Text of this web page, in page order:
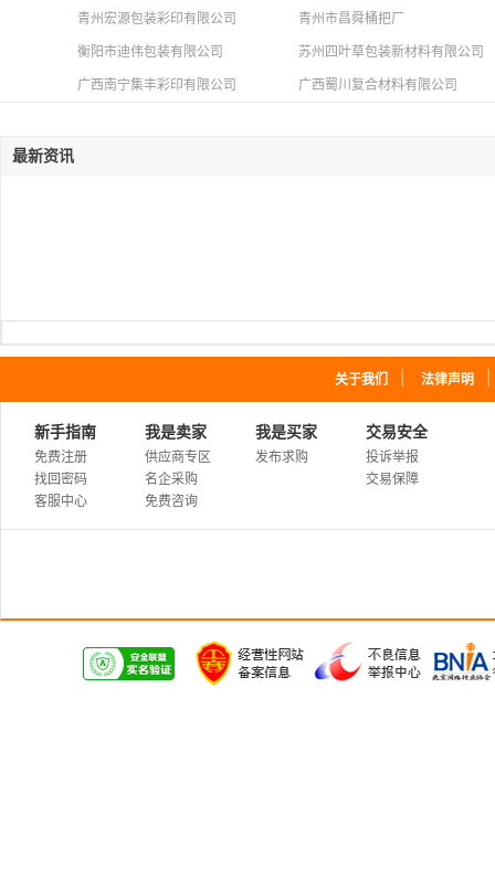
青州宏源包装彩印有限公司 青州市昌舜桶把厂
衡阳市迪伟包装有限公司 苏州四叶草包装新材料有限公司
广西南宁集丰彩印有限公司 广西蜀川复合材料有限公司
最新资讯
关于我们 法律声明
新手指南
免费注册
找回密码
客服中心
我是卖家
供应商专区
名企采购
免费咨询
我是买家
发布求购
交易安全
投诉举报
交易保障